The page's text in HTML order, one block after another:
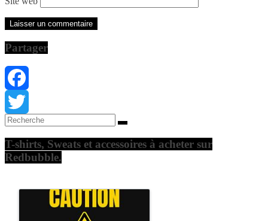
Partager
Facebook
Twitter
T-shirts, Sweats et accessoires à acheter sur
Redbubble.